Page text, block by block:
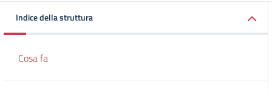
Indice della struttura
Cosa fa